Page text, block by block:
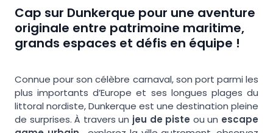
Cap sur Dunkerque pour une aventure
originale entre patrimoine maritime,
grands espaces et défis en équipe !
Connue pour son célèbre carnaval, son port parmi les
plus importants d’Europe et ses longues plages du
littoral nordiste, Dunkerque est une destination pleine
de surprises. À travers un jeu de piste ou un escape